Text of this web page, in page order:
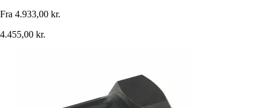
Fra 4.933,00 kr.
4.455,00 kr.